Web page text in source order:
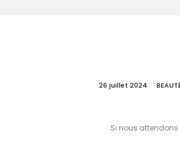
26 juillet 2024
Si nous attendons